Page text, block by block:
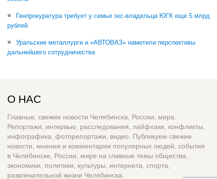
Генпрокуратура требует у семьи экс-владельца ЮГК еще 5 млрд
рублей
Уральские металлурги и «АВТОВАЗ» наметили перспективы
дальнейшего сотрудничества
О НАС
Главные, свежие новости Челябинска, России, мира.
Репортажи, интервью, расследования, лайфхаки, конфликты,
инфографика, фоторепортажи, видео. Публикуем свежие
новости, мнения и комментарии популярных людей, события
в Челябинске, России, мире на главные темы общества,
экономики, политики, культуры, интернета, спорта,
развлекательной жизни Челябинска.